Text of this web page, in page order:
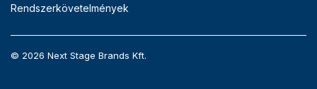
Rendszerkövetelmények
© 2026 Next Stage Brands Kft.